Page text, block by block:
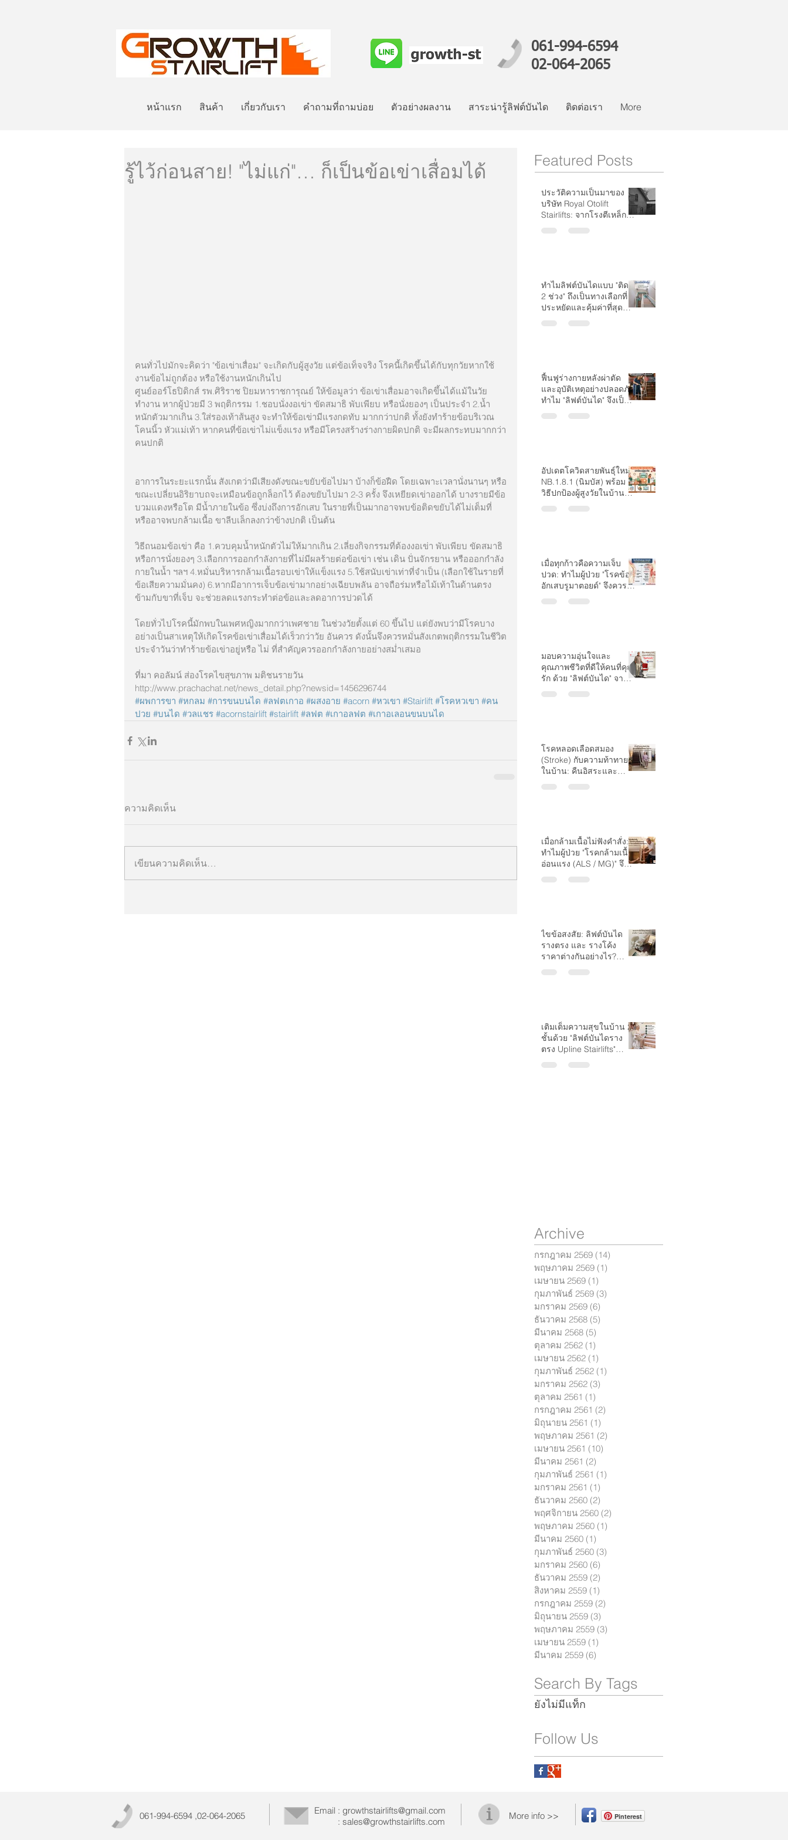
061-994-6594
02-064-2065
หน้าแรก สินค้า เกี่ยวกับเรา คำถามที่ถามบ่อย ตัวอย่างผลงาน สาระน่ารู้ลิฟต์บันได ติดต่อเรา More
รู้ไว้ก่อนสาย! "ไม่แก่"… ก็เป็นข้อเข่าเสื่อมได้
คนทั่วไปมักจะคิดว่า "ข้อเข่าเสื่อม" จะเกิดกับผู้สูงวัย แต่ข้อเท็จจริง โรคนี้เกิดขึ้นได้กับทุกวัยหากใช้
งานข้อไม่ถูกต้อง หรือใช้งานหนักเกินไป
ศูนย์ออร์โธปิดิกส์ รพ.ศิริราช ปิยมหาราชการุณย์ ให้ข้อมูลว่า ข้อเข่าเสื่อมอาจเกิดขึ้นได้แม้ในวัย
ทำงาน หากผู้ป่วยมี 3 พฤติกรรม 1.ชอบนั่งงอเข่า ขัดสมาธิ พับเพียบ หรือนั่งยองๆ เป็นประจำ 2.น้ำ
หนักตัวมากเกิน 3.ใส่รองเท้าส้นสูง จะทำให้ข้อเข่ามีแรงกดทับ มากกว่าปกติ ทั้งยังทำร้ายข้อบริเวณ
โคนนิ้ว หัวแม่เท้า หากคนที่ข้อเข่าไม่แข็งแรง หรือมีโครงสร้างร่างกายผิดปกติ จะมีผลกระทบมากกว่า
คนปกติ
อาการในระยะแรกนั้น สังเกตว่ามีเสียงดังขณะขยับข้อไปมา บ้างก็ข้อฝืด โดยเฉพาะเวลานั่งนานๆ หรือ
ขณะเปลี่ยนอิริยาบถจะเหมือนข้อถูกล็อกไว้ ต้องขยับไปมา 2-3 ครั้ง จึงเหยียดเข่าออกได้ บางรายมีข้อ
บวมแดงหรือโต มีน้ำภายในข้อ ซึ่งบ่งถึงการอักเสบ ในรายที่เป็นมากอาจพบข้อติดขยับได้ไม่เต็มที่
หรืออาจพบกล้ามเนื้อ ขาลีบเล็กลงกว่าข้างปกติ เป็นต้น
วิธีถนอมข้อเข่า คือ 1.ควบคุมน้ำหนักตัวไม่ให้มากเกิน 2.เลี่ยงกิจกรรมที่ต้องงอเข่า พับเพียบ ขัดสมาธิ
หรือการนั่งยองๆ 3.เลือกการออกกำลังกายที่ไม่มีผลร้ายต่อข้อเข่า เช่น เดิน ปั่นจักรยาน หรือออกกำลัง
กายในน้ำ ฯลฯ 4.หมั่นบริหารกล้ามเนื้อรอบเข่าให้แข็งแรง 5.ใช้สนับเข่าเท่าที่จำเป็น (เลือกใช้ในรายที่
ข้อเสียความมั่นคง) 6.หากมีอาการเจ็บข้อเข่ามากอย่างเฉียบพลัน อาจถือร่มหรือไม้เท้าในด้านตรง
ข้ามกับขาที่เจ็บ จะช่วยลดแรงกระทำต่อข้อและลดอาการปวดได้
โดยทั่วไปโรคนี้มักพบในเพศหญิงมากกว่าเพศชาย ในช่วงวัยตั้งแต่ 60 ขึ้นไป แต่ยังพบว่ามีโรคบาง
อย่างเป็นสาเหตุให้เกิดโรคข้อเข่าเสื่อมได้เร็วกว่าวัย อันควร ดังนั้นจึงควรหมั่นสังเกตพฤติกรรมในชีวิต
ประจำวันว่าทำร้ายข้อเข่าอยู่หรือ ไม่ ที่สำคัญควรออกกำลังกายอย่างสม่ำเสมอ
ที่มา คอลัมน์ ส่องโรคไขสุขภาพ มติชนรายวัน
http://www.prachachat.net/news_detail.php?newsid=1456296744
#ผพการขา #หกลม #การขนบนได #ลฟตเกาอ #ผสงอาย #acorn #หวเขา #Stairlift #โรคหวเขา #คน
ปวย #บนได #วลแชร #acornstairlift #stairlift #ลฟต #เกาอลฟต #เกาอเลอนขนบนได
ความคิดเห็น
เขียนความคิดเห็น…
Featured Posts
ประวัติความเป็นมาของ
บริษัท Royal Otolift
Stairlifts: จากโรงตีเหล็กสู่
ทำไมลิฟต์บันไดแบบ "ติด
2 ช่วง" ถึงเป็นทางเลือกที่
ประหยัดและคุ้มค่าที่สุด
ฟื้นฟูร่างกายหลังผ่าตัด
และอุบัติเหตุอย่างปลอดภัย
ทำไม "ลิฟต์บันได" จึงเป็น
อัปเดตโควิดสายพันธุ์ใหม่
NB.1.8.1 (นิมบัส) พร้อม
วิธีปกป้องผู้สูงวัยในบ้านให้
เมื่อทุกก้าวคือความเจ็บ
ปวด: ทำไมผู้ป่วย "โรคข้อ
อักเสบรูมาตอยด์" จึงควรมี
มอบความอุ่นใจและ
คุณภาพชีวิตที่ดีให้คนที่คุณ
รัก ด้วย "ลิฟต์บันได" จาก
โรคหลอดเลือดสมอง
(Stroke) กับความท้าทาย
ในบ้าน: คืนอิสระและ
เมื่อกล้ามเนื้อไม่ฟังคำสั่ง:
ทำไมผู้ป่วย "โรคกล้ามเนื้อ
อ่อนแรง (ALS / MG)" จึง
ไขข้อสงสัย: ลิฟต์บันได
รางตรง และ รางโค้ง
ราคาต่างกันอย่างไร?
เติมเต็มความสุขในบ้าน 2
ชั้นด้วย "ลิฟต์บันไดราง
ตรง Upline Stairlifts"
Archive
กรกฎาคม 2569 (14)
พฤษภาคม 2569 (1)
เมษายน 2569 (1)
กุมภาพันธ์ 2569 (3)
มกราคม 2569 (6)
ธันวาคม 2568 (5)
มีนาคม 2568 (5)
ตุลาคม 2562 (1)
เมษายน 2562 (1)
กุมภาพันธ์ 2562 (1)
มกราคม 2562 (3)
ตุลาคม 2561 (1)
กรกฎาคม 2561 (2)
มิถุนายน 2561 (1)
พฤษภาคม 2561 (2)
เมษายน 2561 (10)
มีนาคม 2561 (2)
กุมภาพันธ์ 2561 (1)
มกราคม 2561 (1)
ธันวาคม 2560 (2)
พฤศจิกายน 2560 (2)
พฤษภาคม 2560 (1)
มีนาคม 2560 (1)
กุมภาพันธ์ 2560 (3)
มกราคม 2560 (6)
ธันวาคม 2559 (2)
สิงหาคม 2559 (1)
กรกฎาคม 2559 (2)
มิถุนายน 2559 (3)
พฤษภาคม 2559 (3)
เมษายน 2559 (1)
มีนาคม 2559 (6)
Search By Tags
ยังไม่มีแท็ก
Follow Us
061-994-6594 ,02-064-2065 Email : growthstairlifts@gmail.com
: sales@growthstairlifts.com
More info >> Pinterest